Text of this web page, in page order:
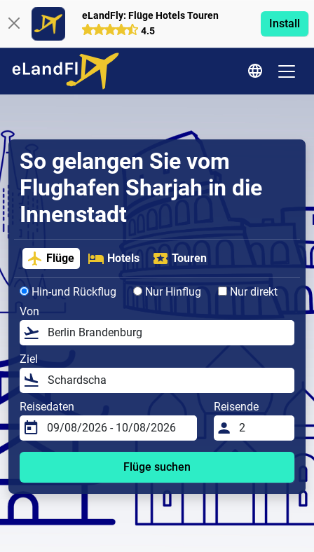
eLandFly: Flüge Hotels Touren
4.5
Install
So gelangen Sie vom
Flughafen Sharjah in die
Innenstadt
Flüge Hotels Touren
Hin-und Rückflug Nur Hinflug
Nur direkt
Von
Ziel
Reisedaten Reisende
Flüge suchen